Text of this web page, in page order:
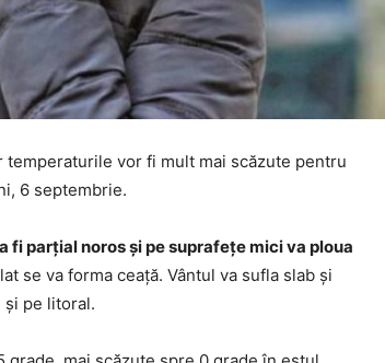
temperaturile vor fi mult mai scăzute pentru
6 septembrie.
fi parţial noros şi pe suprafeţe mici va ploua
se va forma ceaţă. Vântul va sufla slab şi
şi pe litoral.